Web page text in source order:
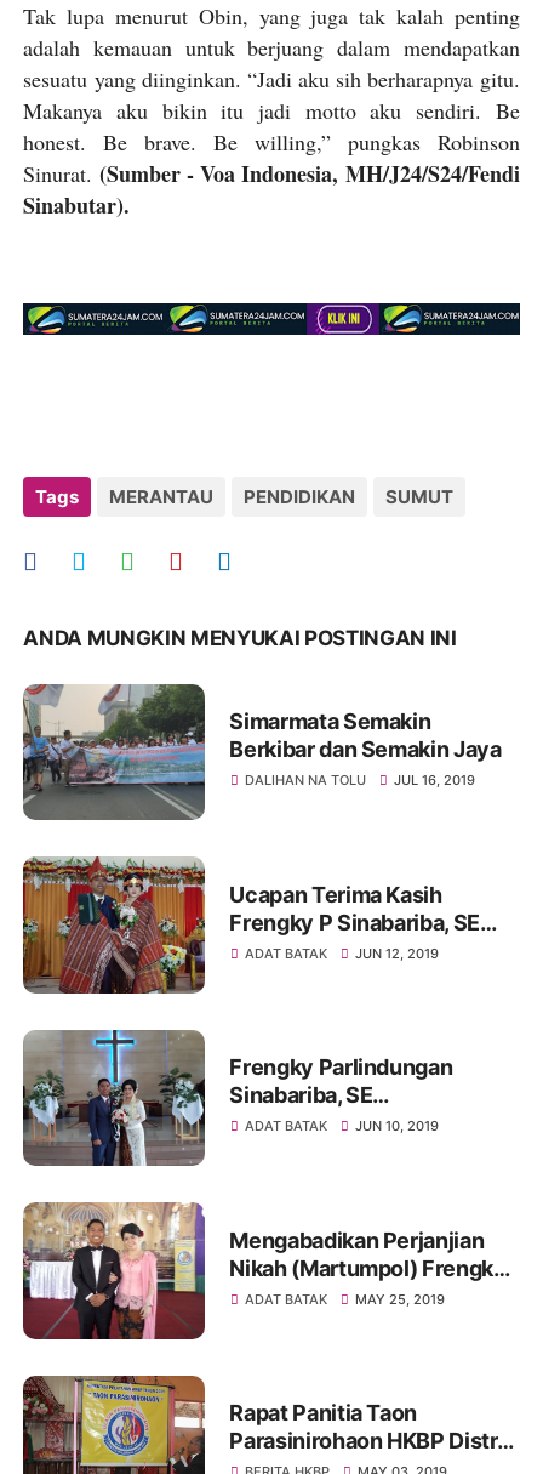
Tak lupa menurut Obin, yang juga tak kalah penting
adalah kemauan untuk berjuang dalam mendapatkan
sesuatu yang diinginkan. “Jadi aku sih berharapnya gitu.
Makanya aku bikin itu jadi motto aku sendiri. Be
honest. Be brave. Be willing,” pungkas Robinson
Sinurat. (Sumber - Voa Indonesia, MH/J24/S24/Fendi
Sinabutar).
Tags MERANTAU PENDIDIKAN SUMUT
ANDA MUNGKIN MENYUKAI POSTINGAN INI
Simarmata Semakin
Berkibar dan Semakin Jaya
DALIHAN NA TOLU JUL 16, 2019
Ucapan Terima Kasih
Frengky P Sinabariba, SE
Dan Tiurma R br. Simarmata,
ADAT BATAK JUN 12, 2019
Frengky Parlindungan
Sinabariba, SE
Mempersunting Tiurma
ADAT BATAK JUN 10, 2019
Mengabadikan Perjanjian
Nikah (Martumpol) Frengky
P. Sinabariba, SE dengan
ADAT BATAK MAY 25, 2019
Rapat Panitia Taon
Parasinirohaon HKBP Distrik
XXV Jambi